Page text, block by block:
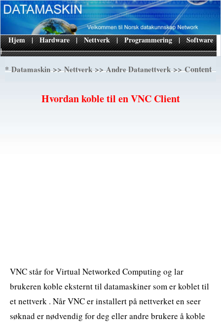
|
Hjem | Hardware | Nettverk | Programmering | Software
*Datamaskin>>Nettverk>>Andre Datanettverk>> Content
Hvordan koble til en VNC Client
VNC står for Virtual Networked Computing og lar
brukeren koble eksternt til datamaskiner som er koblet til
et nettverk . Når VNC er installert på nettverket en seer
søknad er nødvendig for deg eller andre brukere å koble